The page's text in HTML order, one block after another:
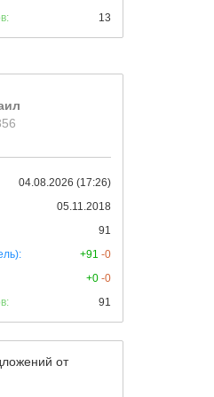
13
04.08.2026 (17:26)
05.11.2018
91
+91 -0
+0 -0
91
от